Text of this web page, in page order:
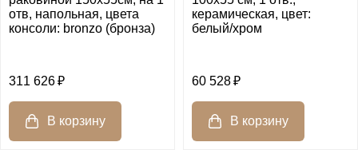
отв, напольная, цвета
консоли: bronzo (бронза)
311 626
керамическая, цвет:
белый/хром
60 528